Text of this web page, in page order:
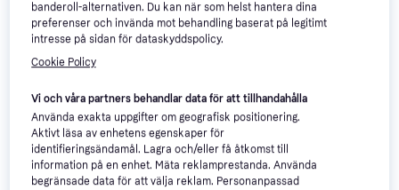
Fractal Design
Meshify 2
Compact Black
ATX Flexible
Tower Computer
Case
4.7
1 499 kr
Fractal Design Ridge
PCIe 4.0 Black
Om produkten
Lägsta pris på Ssupd Meshlicious Full Mesh Pcie 4.0
Edition är 2 427 kr, vilket är det billigaste priset just
banderoll-alternativen. Du kan när som helst hantera dina
preferenser och invända mot behandling baserat på legitimt
intresse på sidan för dataskyddspolicy.
Cookie Policy
Vi och våra partners behandlar data för att tillhandahålla
Använda exakta uppgifter om geografisk positionering.
Aktivt läsa av enhetens egenskaper för
identifieringsändamål. Lagra och/eller få åtkomst till
information på en enhet. Mäta reklamprestanda. Använda
begränsade data för att välja reklam. Personanpassad